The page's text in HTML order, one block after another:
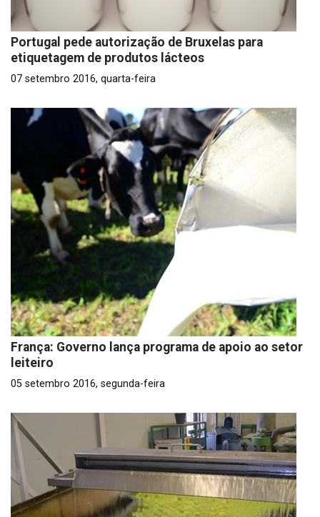
Portugal pede autorização de Bruxelas para
etiquetagem de produtos lácteos
07 setembro 2016, quarta-feira
França: Governo lança programa de apoio ao setor
leiteiro
05 setembro 2016, segunda-feira